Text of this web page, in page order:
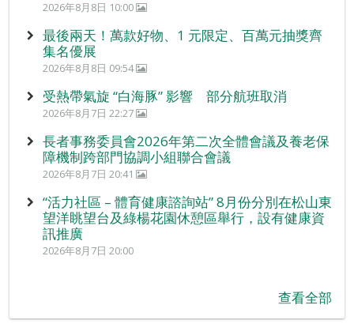
2026年8月8日 10:00
最後兩天！萬款好物、1 元限定、百萬元抽獎齊
集名優展
2026年8月8日 09:54
受熱帶氣旋 “白海豚” 影響 部分航班取消
2026年8月7日 22:27
長者事務委員會2026年第二次全體會議及養老保
障機制跨部門協調小組聯合會議
2026年8月7日 20:41
“活力社區 – 體育健康諮詢站” 8月份分別在松山東
望洋眺望台及綠楊花園休憩區舉行，設有健康資
訊推廣
2026年8月7日 20:00
查看全部